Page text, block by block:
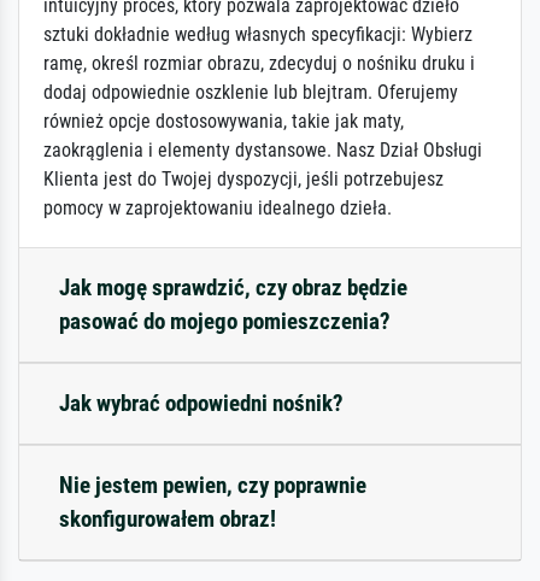
intuicyjny proces, który pozwala zaprojektować dzieło
sztuki dokładnie według własnych specyfikacji: Wybierz
ramę, określ rozmiar obrazu, zdecyduj o nośniku druku i
dodaj odpowiednie oszklenie lub blejtram. Oferujemy
również opcje dostosowywania, takie jak maty,
zaokrąglenia i elementy dystansowe. Nasz Dział Obsługi
Klienta jest do Twojej dyspozycji, jeśli potrzebujesz
pomocy w zaprojektowaniu idealnego dzieła.
Jak mogę sprawdzić, czy obraz będzie
pasować do mojego pomieszczenia?
Jak wybrać odpowiedni nośnik?
Nie jestem pewien, czy poprawnie
skonfigurowałem obraz!